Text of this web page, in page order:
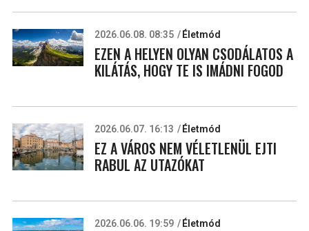
2026.06.08. 08:35 Életmód
EZEN A HELYEN OLYAN CSODÁLATOS A
KILÁTÁS, HOGY TE IS IMÁDNI FOGOD
2026.06.07. 16:13 Életmód
EZ A VÁROS NEM VÉLETLENÜL EJTI
RABUL AZ UTAZÓKAT
2026.06.06. 19:59 Életmód